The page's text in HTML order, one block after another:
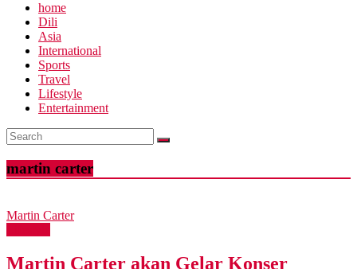
home
Dili
Asia
International
Sports
Travel
Lifestyle
Entertainment
martin carter
Martin Carter
Martin Carter akan Gelar Konser